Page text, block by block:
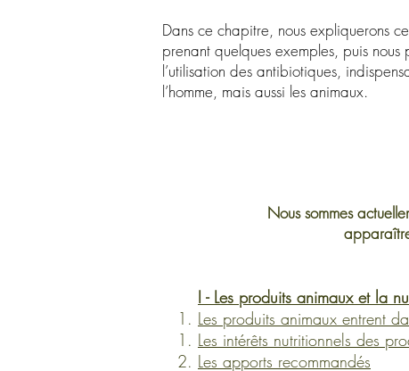
Dans ce chapitre, nous expliquerons
prenant quelques exemples, puis nous
l’utilisation des antibiotiques,
l’homme, mais aussi les animaux.
Nous sommes
I - Les produits animaux et la
Les produits animaux entrent
Les intérêts nutritionnels des
Les apports recommandés